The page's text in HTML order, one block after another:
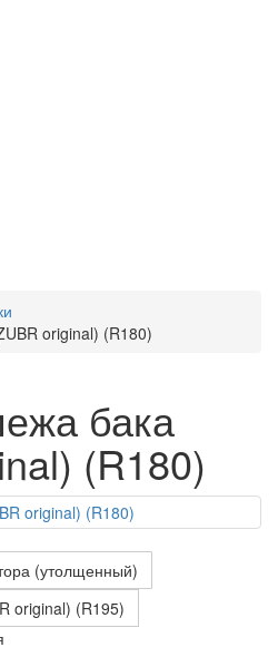
original) (R180)
бака
(R180)
(утолщенный)
original) (R195)